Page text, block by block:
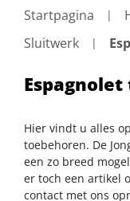
Startpagina
Sluitwerk
Hier vindt u alles
toebehoren. De
een zo breed
er toch een artikel
contact met ons